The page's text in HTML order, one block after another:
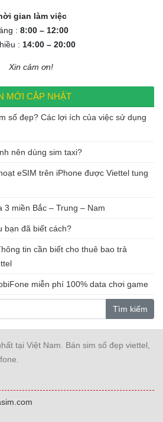
gian làm việc
: 8:00 – 12:00
: 14:00 – 20:00
Xin cảm ơn!
MỚI CẬP NHẬT
số đẹp? Các lợi ích của việc sử dụng
nên dùng sim taxi?
eSIM trên iPhone được Viettel tung
3 miền Bắc – Trung – Nam
bạn đã biết cách?
tin cần biết cho thuê bao trả
miễn phí 100% data chơi game
Tìm kiếm
tại Việt Nam. Bán sim số đẹp viettel,